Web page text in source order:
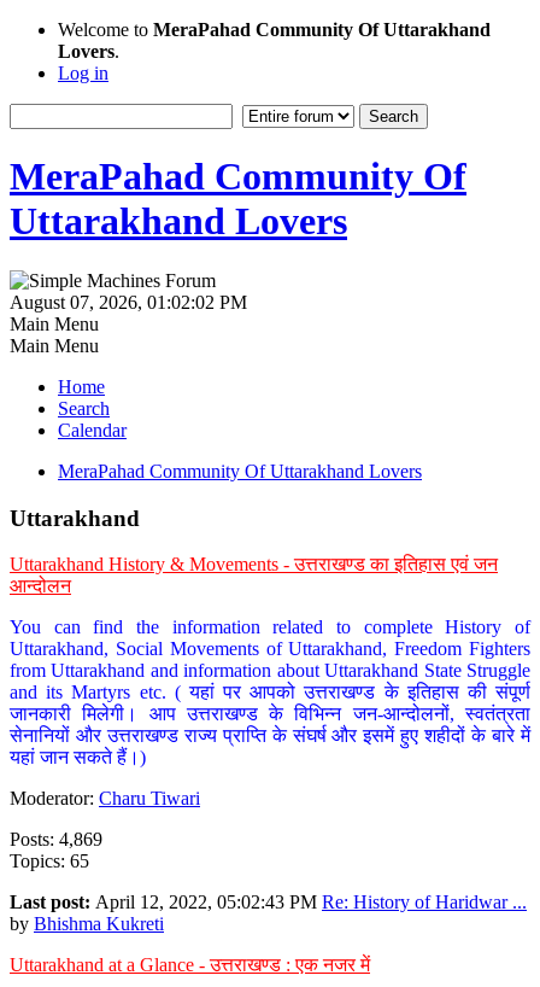
Welcome to MeraPahad Community Of Uttarakhand
Lovers.
Log in
MeraPahad Community Of
Uttarakhand Lovers
August 07, 2026, 01:02:02 PM
Main Menu
Main Menu
Home
Search
Calendar
MeraPahad Community Of Uttarakhand Lovers
Uttarakhand
Uttarakhand History & Movements - उत्तराखण्ड का इतिहास एवं जन
आन्दोलन
You can find the information related to complete History of
Uttarakhand, Social Movements of Uttarakhand, Freedom Fighters
from Uttarakhand and information about Uttarakhand State Struggle
and its Martyrs etc. ( यहां पर आपको उत्तराखण्ड के इतिहास की संपूर्ण
जानकारी मिलेगी। आप उत्तराखण्ड के विभिन्न जन-आन्दोलनों, स्वतंत्रता
सेनानियों और उत्तराखण्ड राज्य प्राप्ति के संघर्ष और इसमें हुए शहीदों के बारे में
यहां जान सकते हैं।)
Moderator: Charu Tiwari
Posts: 4,869
Topics: 65
Last post: April 12, 2022, 05:02:43 PM Re: History of Haridwar ...
by Bhishma Kukreti
Uttarakhand at a Glance - उत्तराखण्ड : एक नजर में